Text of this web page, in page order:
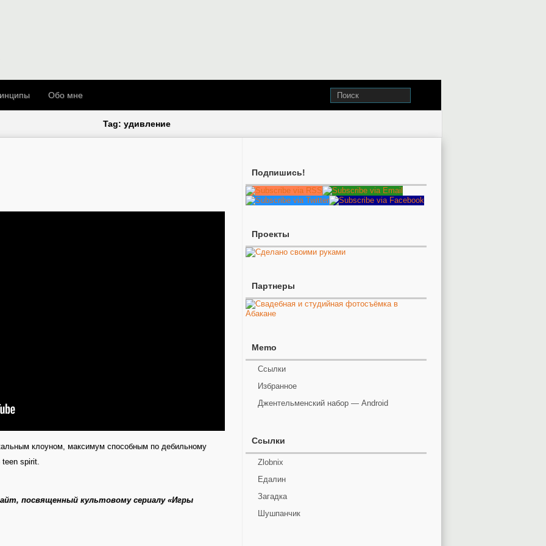
Обо мне
Tag: удивление
клоуном, максимум способным по дебильному
teen spirit.
посвященный культовому сериалу «Игры
Подпишись!
Проекты
Партнеры
Memo
Ссылки
Избранное
Джентельменский набор — Android
Ссылки
Zlobnix
Едалин
Загадка
Шушпанчик